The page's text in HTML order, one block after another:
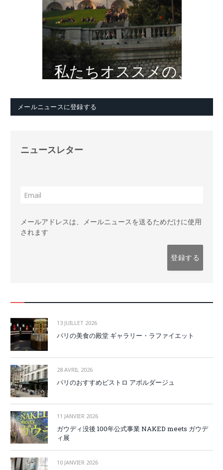
私たちオススメの、
メールニュースに登録する
ニュースレター
メールアドレスは、メールニュースを送るためだけに使用
されます
13 JUILLET 2026
パリの美食の殿堂 ギャラリー・ラファイエット
28 AVRIL 2026
パリのおすすめビストロ アボルダージュ
11 JANVIER 2026
ガウディ没後 100年公式事業 NAKED meets ガウデ
ィ展
10 JANVIER 2026